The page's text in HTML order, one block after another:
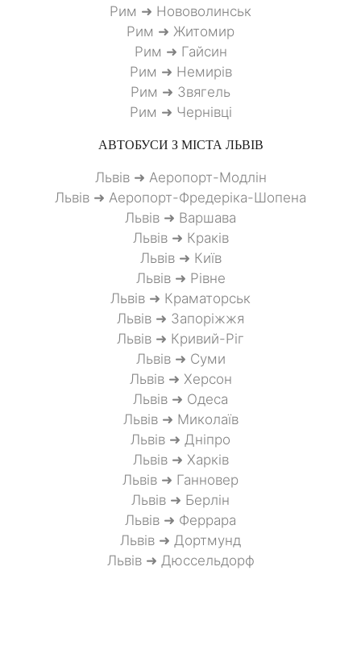
Рим ➜ Нововолинськ
Рим ➜ Житомир
Рим ➜ Гайсин
Рим ➜ Немирів
Рим ➜ Звягель
Рим ➜ Чернівці
АВТОБУСИ З МІСТА ЛЬВІВ
Львів ➜ Аеропорт-Модлін
Львів ➜ Аеропорт-Фредеріка-Шопена
Львів ➜ Варшава
Львів ➜ Краків
Львів ➜ Київ
Львів ➜ Рівне
Львів ➜ Краматорськ
Львів ➜ Запоріжжя
Львів ➜ Кривий-Ріг
Львів ➜ Суми
Львів ➜ Херсон
Львів ➜ Одеса
Львів ➜ Миколаїв
Львів ➜ Дніпро
Львів ➜ Харків
Львів ➜ Ганновер
Львів ➜ Берлін
Львів ➜ Феррара
Львів ➜ Дортмунд
Львів ➜ Дюссельдорф